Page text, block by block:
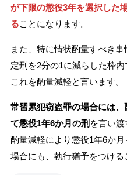
が下限の懲役3年を選択した
ることになります。
また、特に情状酌量すべき
定刑を2分の1に減らした枠内
これを酌量減軽と言います。
常習累犯窃盗罪の場合には
て懲役1年6か月の刑 を言い
酌量減軽により懲役1年6か
場合にも、執行猶予をつける